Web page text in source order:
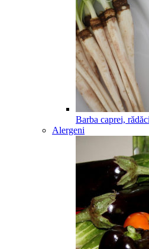
Barba caprei,
Alergeni